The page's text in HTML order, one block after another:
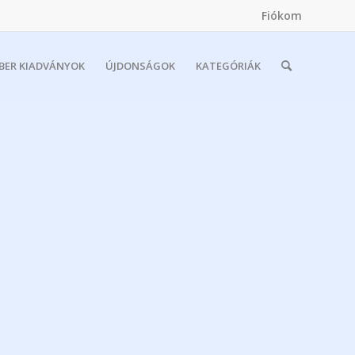
Fiókom
KIADVÁNYOK ÚJDONSÁGOK KATEGÓRIÁK